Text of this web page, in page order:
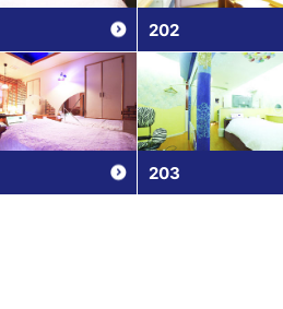
202
203